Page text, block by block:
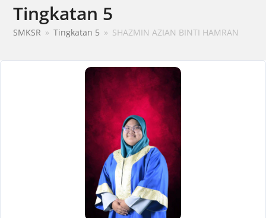
Tingkatan 5
SMKSR » Tingkatan 5 » SHAZMIN AZIAN BINTI HAMRAN